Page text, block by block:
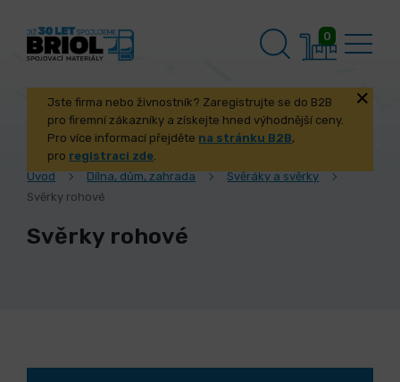
0
Jste firma nebo živnostník? Zaregistrujte se do B2B
pro firemní zákazníky a získejte hned výhodnější ceny.
Pro více informací přejděte na stránku B2B,
pro registraci zde.
Úvod
Dílna, dům, zahrada
Svěráky a svěrky
Svěrky rohové
Svěrky rohové